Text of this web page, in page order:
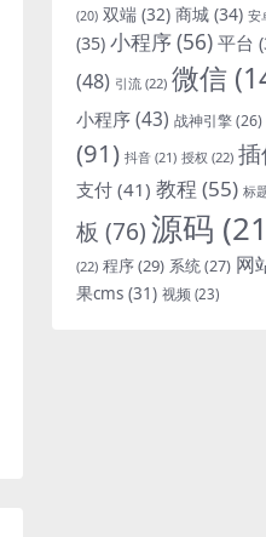
(20) 双端 (32) 商城 (34) 安
(35) 小程序(56) 平台
(48) 引流 (22) 微信
小程序(43) 战神引擎(26)
(91) 抖音 (21) 授权 (22)
支付 (41) 教程 (55) 标
板 (76)源码
(22) 程序(29) 系统(27) 网
果cms (31) 视频 (23)